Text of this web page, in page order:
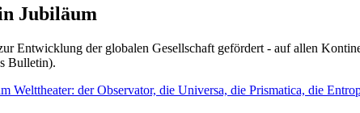
Jubiläum
Entwicklung der globalen Gesellschaft gefördert - auf allen
Bulletin).
Welttheater: der Observator, die Universa, die Prismatica, die